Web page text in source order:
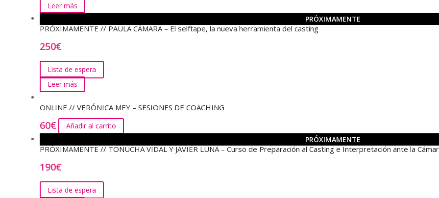
Leer más
PRÓXIMAMENTE
PRÓXIMAMENTE // PAULA CÁMARA – El selftape, la nueva herramienta del casting
250€
Lista de espera
Leer más
ONLINE // VERÓNICA MEY – SESIONES DE COACHING
60€
Añadir al carrito
PRÓXIMAMENTE
PRÓXIMAMENTE // TONUCHA VIDAL Y JAVIER LUNA – Curso de Preparación al Casting e Interpretación ante la
190€
Lista de espera